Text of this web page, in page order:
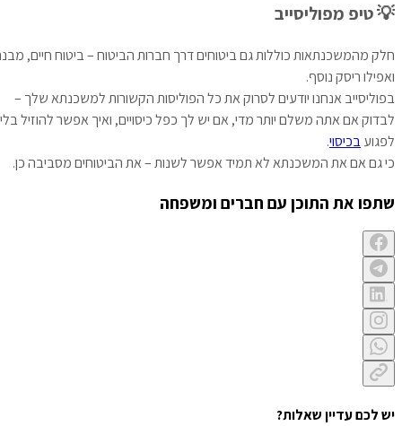
💡 טיפ מפוליסייב
חלק מהמשכנתאות כוללות גם ביטוחים דרך חברות הביטוח – ביטוח חיים, מבנה
ואפילו ריסק נוסף.
בפוליסייב אנחנו יודעים לסרוק את כל הפוליסות הקשורות למשכנתא שלך –
לבדוק אם אתה משלם יותר מדי, אם יש לך כפל כיסויים, ואיך אפשר להוזיל בלי
לפגועבכיסוי.
כי גם אם את המשכנתא לא תמיד אפשר לשנות – את הביטוחים מסביבה כן.
שתפו את התוכן עם חברים ומשפחה
יש לכם עדיין שאלות?